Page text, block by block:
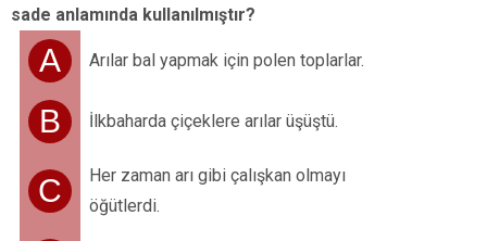
sade anlamında kullanılmıştır?
A Arılar bal yapmak için polen toplarlar.
B İlkbaharda çiçeklere arılar üşüştü.
C
Her zaman arı gibi çalışkan olmayı
öğütlerdi.